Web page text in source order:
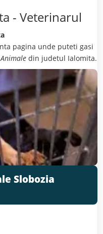
- Veterinarul
pagina unde puteti gasi
din judetul Ialomita.
Slobozia